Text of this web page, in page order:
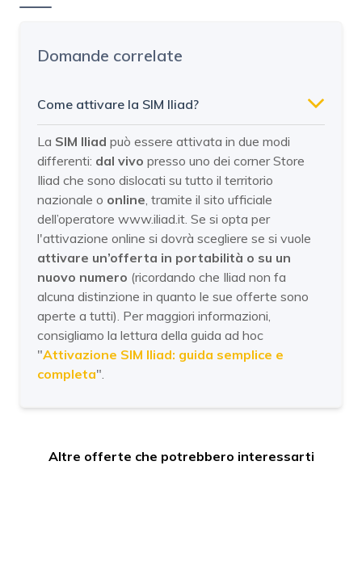
Domande correlate
Come attivare la SIM Iliad?
La SIM Iliad può essere attivata in due modi
differenti: dal vivo presso uno dei corner Store
Iliad che sono dislocati su tutto il territorio
nazionale o online, tramite il sito ufficiale
dell’operatore www.iliad.it. Se si opta per
l'attivazione online si dovrà scegliere se si vuole
attivare un’offerta in portabilità o su un
nuovo numero (ricordando che Iliad non fa
alcuna distinzione in quanto le sue offerte sono
aperte a tutti). Per maggiori informazioni,
consigliamo la lettura della guida ad hoc
"Attivazione SIM Iliad: guida semplice e
completa".
Altre offerte che potrebbero interessarti